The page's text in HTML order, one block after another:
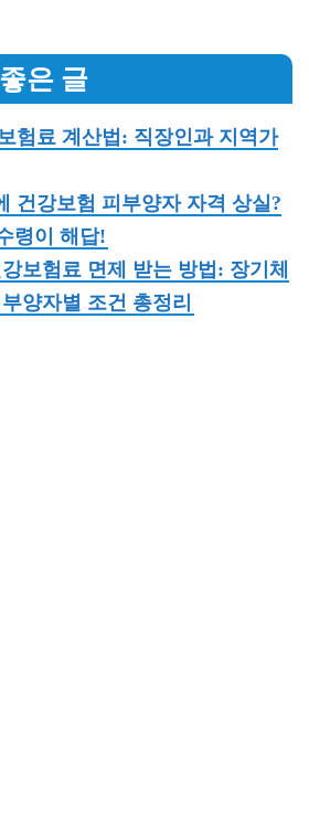
은 글
험료 계산법: 직장인과 지역가
건강보험 피부양자 자격 상실?
령이 해답!
보험료 면제 받는 방법: 장기체
양자별 조건 총정리